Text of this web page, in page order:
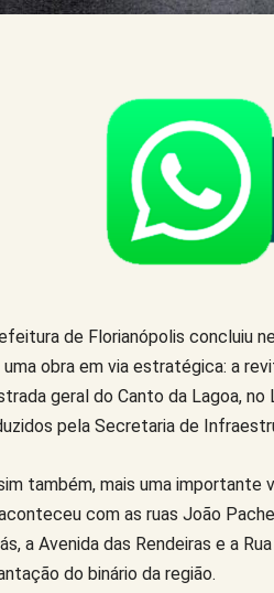
de Florianópolis concluiu
uma obra em via estratégica: a
geral do Canto da Lagoa,
pela Secretaria de
também, mais uma importante
com as ruas João
a Avenida das Rendeiras e a
do binário da região.